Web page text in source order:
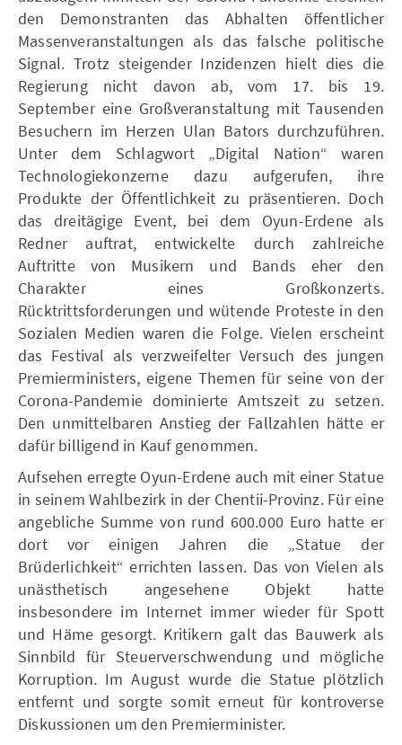
den Demonstranten das Abhalten öffentlicher
Massenveranstaltungen als das falsche politische
Signal. Trotz steigender Inzidenzen hielt dies die
Regierung nicht davon ab, vom 17. bis 19.
September eine Großveranstaltung mit Tausenden
Besuchern im Herzen Ulan Bators durchzuführen.
Unter dem Schlagwort „Digital Nation“ waren
Technologiekonzerne dazu aufgerufen, ihre
Produkte der Öffentlichkeit zu präsentieren. Doch
das dreitägige Event, bei dem Oyun-Erdene als
Redner auftrat, entwickelte durch zahlreiche
Auftritte von Musikern und Bands eher den
Charakter eines Großkonzerts.
Rücktrittsforderungen und wütende Proteste in den
Sozialen Medien waren die Folge. Vielen erscheint
das Festival als verzweifelter Versuch des jungen
Premierministers, eigene Themen für seine von der
Corona-Pandemie dominierte Amtszeit zu setzen.
Den unmittelbaren Anstieg der Fallzahlen hätte er
dafür billigend in Kauf genommen.
Aufsehen erregte Oyun-Erdene auch mit einer Statue
in seinem Wahlbezirk in der Chentii-Provinz. Für eine
angebliche Summe von rund 600.000 Euro hatte er
dort vor einigen Jahren die „Statue der
Brüderlichkeit“ errichten lassen. Das von Vielen als
unästhetisch angesehene Objekt hatte
insbesondere im Internet immer wieder für Spott
und Häme gesorgt. Kritikern galt das Bauwerk als
Sinnbild für Steuerverschwendung und mögliche
Korruption. Im August wurde die Statue plötzlich
entfernt und sorgte somit erneut für kontroverse
Diskussionen um den Premierminister.